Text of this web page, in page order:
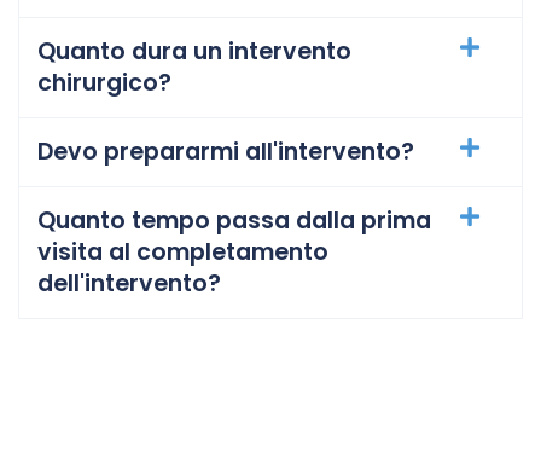
Quanto dura un intervento
chirurgico?
Devo prepararmi all'intervento?
Quanto tempo passa dalla prima
visita al completamento
dell'intervento?